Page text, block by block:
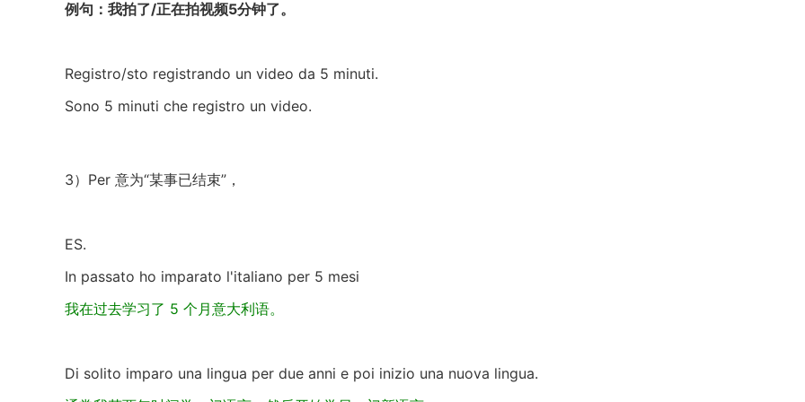
例句：我拍了/正在拍视频5分钟了。
Registro/sto registrando un video da 5 minuti.
Sono 5 minuti che registro un video.
3）Per 意为“某事已结束”，
ES.
In passato ho imparato l'italiano per 5 mesi
我在过去学习了 5 个月意大利语。
Di solito imparo una lingua per due anni e poi inizio una nuova lingua.